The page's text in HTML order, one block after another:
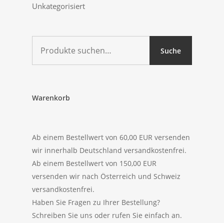
Unkategorisiert
nach:
Suche
Warenkorb
Ab einem Bestellwert von 60,00 EUR versenden
wir innerhalb Deutschland versandkostenfrei.
Ab einem Bestellwert von 150,00 EUR
versenden wir nach Österreich und Schweiz
versandkostenfrei.
Haben Sie Fragen zu Ihrer Bestellung?
Schreiben Sie uns oder rufen Sie einfach an.